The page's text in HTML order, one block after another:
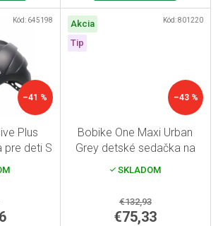
–41 %
Plus
pre deti S
Kód: 645198
Akcia
Tip
–43 %
Bobike One Maxi Urban
Grey detské sedačka na
SKLADOM
€132,93
€75,33
Kód:801220